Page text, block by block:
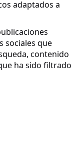
adaptados a
sociales que
contenido
ha sido filtrado